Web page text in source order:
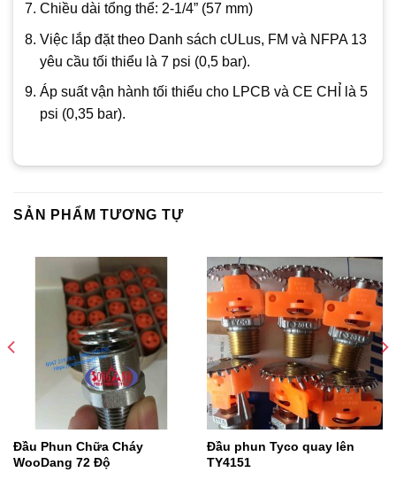
Chiều dài tổng thể: 2-1/4” (57 mm)
Việc lắp đặt theo Danh sách cULus, FM và NFPA 13
yêu cầu tối thiểu là 7 psi (0,5 bar).
Áp suất vận hành tối thiểu cho LPCB và CE CHỈ là 5
psi (0,35 bar).
SẢN PHẨM TƯƠNG TỰ
Đầu Phun Chữa Cháy
WooDang 72 Độ
Đầu phun Tyco quay lên
TY4151